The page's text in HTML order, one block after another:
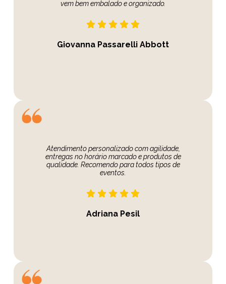
vem bem embalado e organizado.
Giovanna Passarelli Abbott
Atendimento personalizado com agilidade,
entregas no horário marcado e produtos de
qualidade. Recomendo para todos tipos de
eventos.
Adriana Pesil